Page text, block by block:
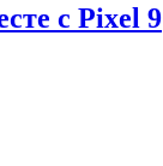
с Pixel 9